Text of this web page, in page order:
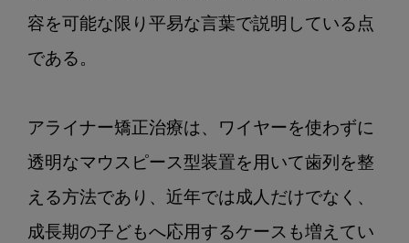
容を可能な限り平易な言葉で説明している点
である。
アライナー矯正治療は、ワイヤーを使わずに
透明なマウスピース型装置を用いて歯列を整
える方法であり、近年では成人だけでなく、
成長期の子どもへ応用するケースも増えてい